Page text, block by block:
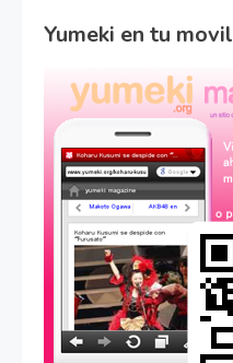
Yumeki en tu movil